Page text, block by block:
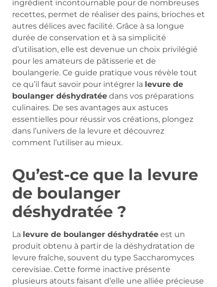
ingrédient incontournable pour de nombreuses
recettes, permet de réaliser des pains, brioches et
autres délices avec facilité. Grâce à sa longue
durée de conservation et à sa simplicité
d’utilisation, elle est devenue un choix privilégié
pour les amateurs de pâtisserie et de
boulangerie. Ce guide pratique vous révèle tout
ce qu’il faut savoir pour intégrer la levure de
boulanger déshydratée dans vos préparations
culinaires. De ses avantages aux astuces
essentielles pour réussir vos créations, plongez
dans l’univers de la levure et découvrez
comment l’utiliser au mieux.
Qu’est-ce que la levure
de boulanger
déshydratée ?
La levure de boulanger déshydratée est un
produit obtenu à partir de la déshydratation de
levure fraîche, souvent du type Saccharomyces
cerevisiae. Cette forme inactive présente
plusieurs atouts faisant d’elle une alliée précieuse